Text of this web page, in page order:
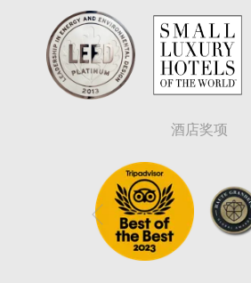
酒店奖项
上一个